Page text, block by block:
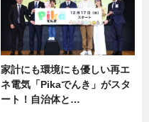
家計にも環境にも優しい再エ
ネ電気「Pikaでんき」がスタ
ート！自治体と…